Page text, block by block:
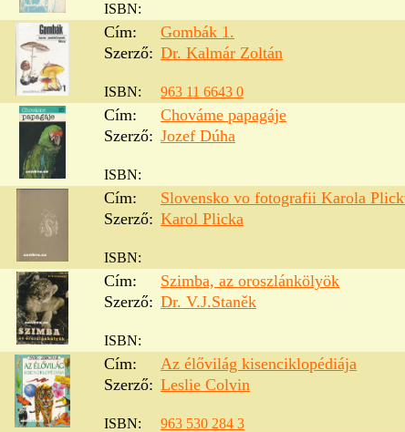
ISBN:
Cím:
Gombák 1.
Szerző: Dr. Kalmár Zoltán
ISBN:
963 11 6643 0
Cím:
Chováme papagáje
Szerző: Jozef Dúha
ISBN:
Cím:
Slovensko vo fotografii Karola
Szerző: Karol Plicka
ISBN:
Cím:
Szimba, az oroszlánkölyök
Szerző: Dr. V.J.Staněk
ISBN:
Cím:
Az élővilág kisenciklopédiája
Szerző: Leslie Colvin
ISBN:
963 530 284 3